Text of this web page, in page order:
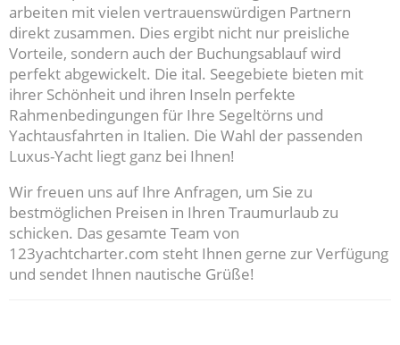
arbeiten mit vielen vertrauenswürdigen Partnern
direkt zusammen. Dies ergibt nicht nur preisliche
Vorteile, sondern auch der Buchungsablauf wird
perfekt abgewickelt. Die ital. Seegebiete bieten mit
ihrer Schönheit und ihren Inseln perfekte
Rahmenbedingungen für Ihre Segeltörns und
Yachtausfahrten in Italien. Die Wahl der passenden
Luxus-Yacht liegt ganz bei Ihnen!
Wir freuen uns auf Ihre Anfragen, um Sie zu
bestmöglichen Preisen in Ihren Traumurlaub zu
schicken. Das gesamte Team von
123yachtcharter.com steht Ihnen gerne zur Verfügung
und sendet Ihnen nautische Grüße!